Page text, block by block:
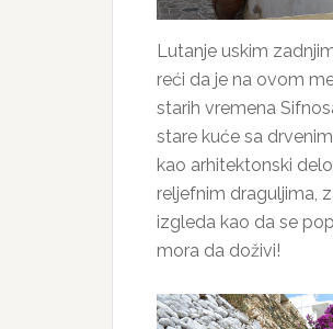
Lutanje uskim
reći da je na ovom
starih vremena
stare kuće sa
kao arhitektonski
reljefnim draguljima,
izgleda kao da se
mora da doživi!